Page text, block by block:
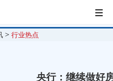
>行业热点
央行：继续做好